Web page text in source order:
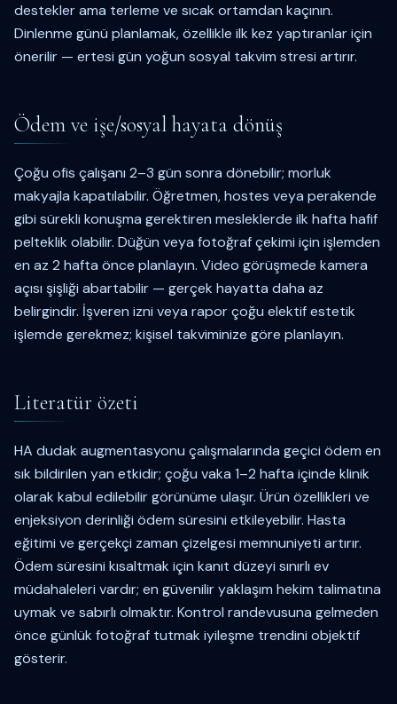
destekler ama terleme ve sıcak ortamdan kaçının.
Dinlenme günü planlamak, özellikle ilk kez yaptıranlar için
önerilir — ertesi gün yoğun sosyal takvim stresi artırır.
Ödem ve işe/sosyal hayata dönüş
Çoğu ofis çalışanı 2–3 gün sonra dönebilir; morluk
makyajla kapatılabilir. Öğretmen, hostes veya perakende
gibi sürekli konuşma gerektiren mesleklerde ilk hafta hafif
pelteklik olabilir. Düğün veya fotoğraf çekimi için işlemden
en az 2 hafta önce planlayın. Video görüşmede kamera
açısı şişliği abartabilir — gerçek hayatta daha az
belirgindir. İşveren izni veya rapor çoğu elektif estetik
işlemde gerekmez; kişisel takviminize göre planlayın.
Literatür özeti
HA dudak augmentasyonu çalışmalarında geçici ödem en
sık bildirilen yan etkidir; çoğu vaka 1–2 hafta içinde klinik
olarak kabul edilebilir görünüme ulaşır. Ürün özellikleri ve
enjeksiyon derinliği ödem süresini etkileyebilir. Hasta
eğitimi ve gerçekçi zaman çizelgesi memnuniyeti artırır.
Ödem süresini kısaltmak için kanıt düzeyi sınırlı ev
müdahaleleri vardır; en güvenilir yaklaşım hekim talimatına
uymak ve sabırlı olmaktır. Kontrol randevusuna gelmeden
önce günlük fotoğraf tutmak iyileşme trendini objektif
gösterir.